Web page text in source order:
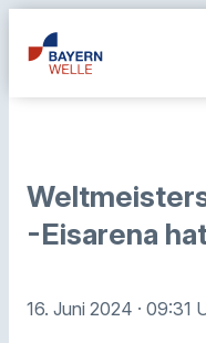
-Eisarena
16. Juni 2024 · 09:31